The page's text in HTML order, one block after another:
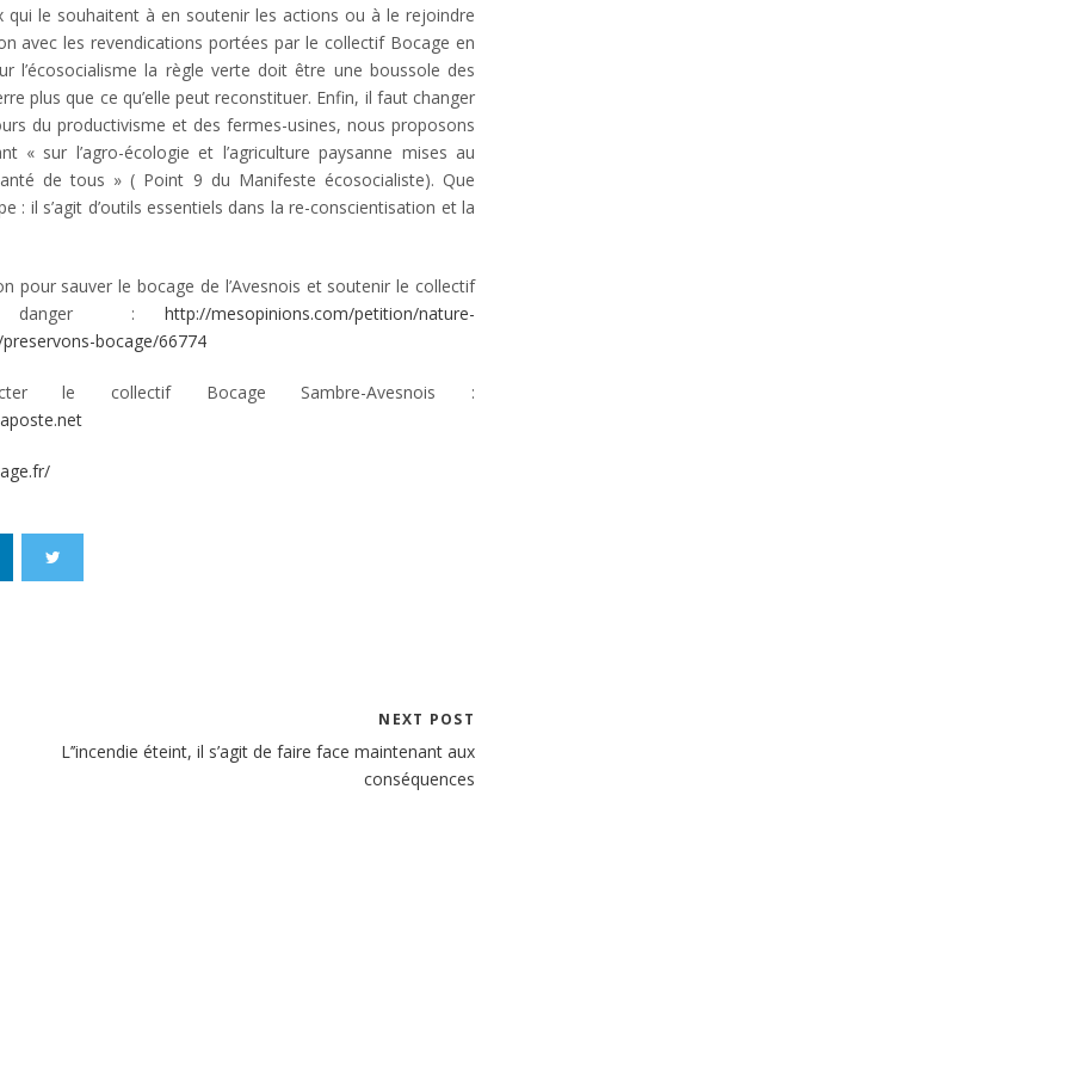
qui le souhaitent à en soutenir les actions ou à le rejoindre
avec les revendications portées par le collectif Bocage en
l’écosocialisme la règle verte doit être une boussole des
plus que ce qu’elle peut reconstituer. Enfin, il faut changer
du productivisme et des fermes-usines, nous proposons
« sur l’agro-écologie et l’agriculture paysanne mises au
de tous » ( Point 9 du Manifeste écosocialiste). Que
: il s’agit d’outils essentiels dans la re-conscientisation et la
pour sauver le bocage de l’Avesnois et soutenir le collectif
danger : http://mesopinions.com/petition/nature-
bocage/66774
le collectif Bocage Sambre-Avesnois :
NEXT POST
L’’incendie éteint, il s’agit de faire face maintenant aux
conséquences